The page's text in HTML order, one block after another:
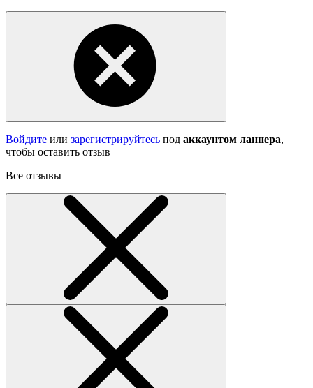
Войдите или зарегистрируйтесь под аккаунтом ланнера,
чтобы оставить отзыв
Все отзывы